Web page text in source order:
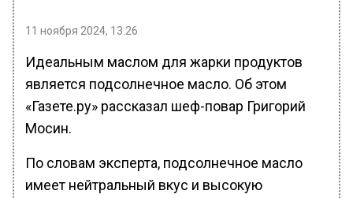
11 ноября 2024, 13:26
Идеальным маслом для жарки продуктов
является подсолнечное масло. Об этом
«Газете.ру» рассказал шеф-повар Григорий
Мосин.
По словам эксперта, подсолнечное масло
имеет нейтральный вкус и высокую